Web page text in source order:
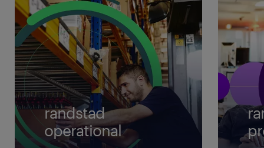
randstad
operational